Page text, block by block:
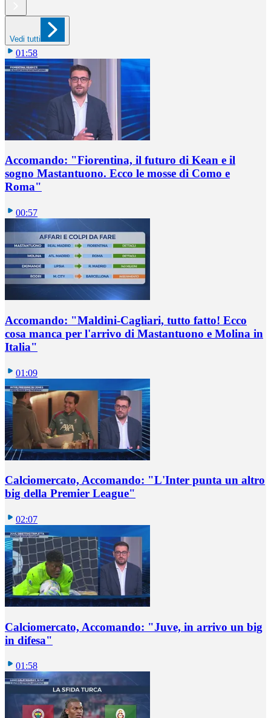
Vedi tutti
01:58
Accomando: "Fiorentina, il futuro di Kean e il
sogno Mastantuono. Ecco le mosse di Como e
Roma"
00:57
Accomando: "Maldini-Cagliari, tutto fatto! Ecco
cosa manca per l'arrivo di Mastantuono e Molina in
Italia"
01:09
Calciomercato, Accomando: "L'Inter punta un altro
big della Premier League"
02:07
Calciomercato, Accomando: "Juve, in arrivo un big
in difesa"
01:58